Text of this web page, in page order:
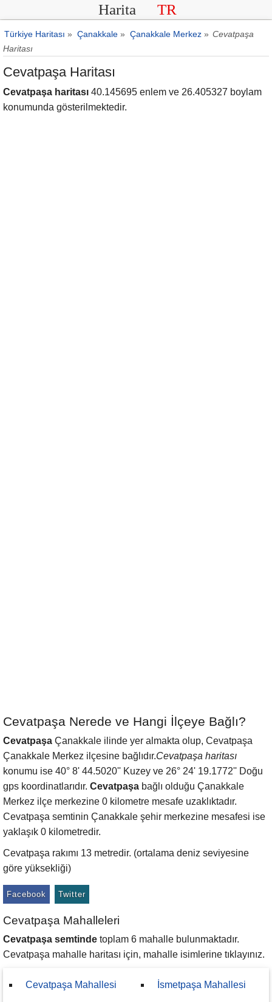
Harita TR
Türkiye Haritası » Çanakkale » Çanakkale Merkez » Cevatpaşa
Haritası
Cevatpaşa Haritası
Cevatpaşa haritası 40.145695 enlem ve 26.405327 boylam
konumunda gösterilmektedir.
Cevatpaşa Nerede ve Hangi İlçeye Bağlı?
Cevatpaşa Çanakkale ilinde yer almakta olup, Cevatpaşa
Çanakkale Merkez ilçesine bağlıdır.Cevatpaşa haritası
konumu ise 40° 8' 44.5020'' Kuzey ve 26° 24' 19.1772'' Doğu
gps koordinatlarıdır. Cevatpaşa bağlı olduğu Çanakkale
Merkez ilçe merkezine 0 kilometre mesafe uzaklıktadır.
Cevatpaşa semtinin Çanakkale şehir merkezine mesafesi ise
yaklaşık 0 kilometredir.
Cevatpaşa rakımı 13 metredir. (ortalama deniz seviyesine
göre yüksekliği)
Facebook Twitter
Cevatpaşa Mahalleleri
Cevatpaşa semtinde toplam 6 mahalle bulunmaktadır.
Cevatpaşa mahalle haritası için, mahalle isimlerine tıklayınız.
Cevatpaşa Mahallesi İsmetpaşa Mahallesi